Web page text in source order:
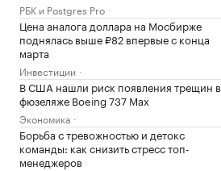
РБК и Postgres Pro
Цена аналога доллара на Мосбирже
поднялась выше ₽82 впервые с конца
марта
Инвестиции
В США нашли риск появления трещин в
фюзеляже Boeing 737 Max
Экономика
Борьба с тревожностью и детокс
команды: как снизить стресс топ-
менеджеров